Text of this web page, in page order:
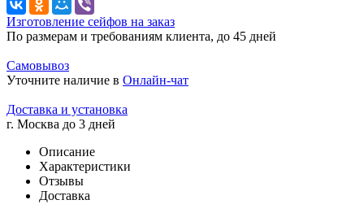
Изготовление сейфов на заказ
По размерам и требованиям клиента, до 45 дней
Самовывоз
Уточните наличие в Онлайн-чат
Доставка и установка
г. Москва до 3 дней
Описание
Характеристики
Отзывы
Доставка